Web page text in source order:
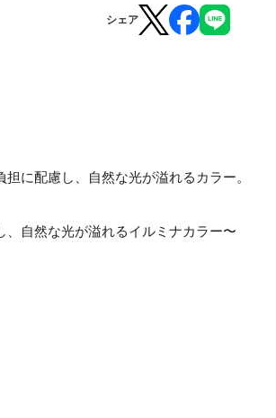
シェア
に配慮し、自然な光が溢れるカラー。
自然な光が溢れるイルミナカラー〜